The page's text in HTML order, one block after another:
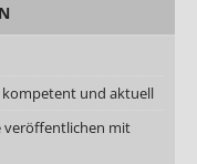
und aktuell
veröffentlichen mit